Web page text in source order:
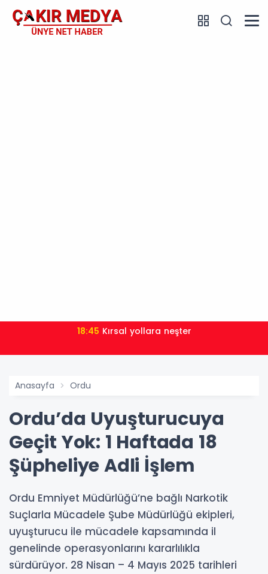
18:45 Kırsal yollara neşter
Anasayfa Ordu
Ordu’da Uyuşturucuya
Geçit Yok: 1 Haftada 18
Şüpheliye Adli İşlem
Ordu Emniyet Müdürlüğü’ne bağlı Narkotik
Suçlarla Mücadele Şube Müdürlüğü ekipleri,
uyuşturucu ile mücadele kapsamında il
genelinde operasyonlarını kararlılıkla
sürdürüyor. 28 Nisan – 4 Mayıs 2025 tarihleri